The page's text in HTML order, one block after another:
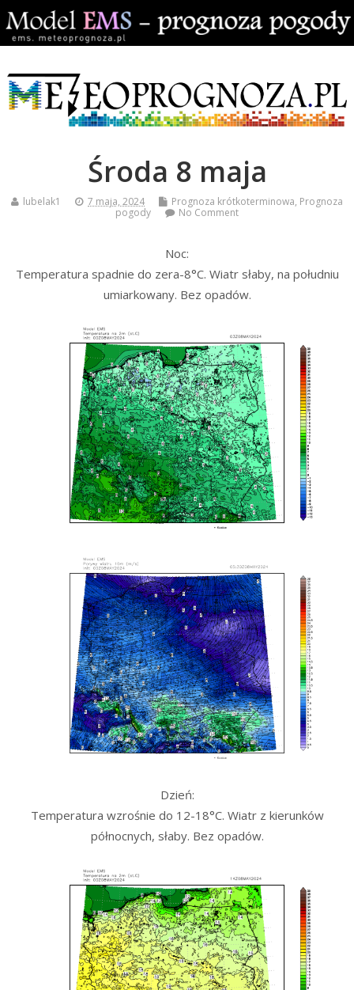
Środa 8 maja
lubelak1 7 maja, 2024 Prognoza krótkoterminowa, Prognoza
pogody
No Comment
Noc:
Temperatura spadnie do zera-8°C. Wiatr słaby, na południu
umiarkowany. Bez opadów.
Dzień:
Temperatura wzrośnie do 12-18°C. Wiatr z kierunków
północnych, słaby. Bez opadów.